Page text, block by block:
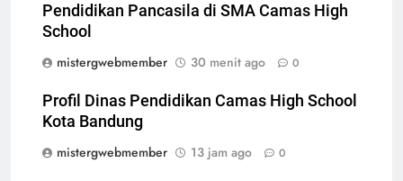
Pendidikan Pancasila di SMA Camas High
School
mistergwebmember
30 menit ago 0
Profil Dinas Pendidikan Camas High School
Kota Bandung
mistergwebmember
13 jam ago 0